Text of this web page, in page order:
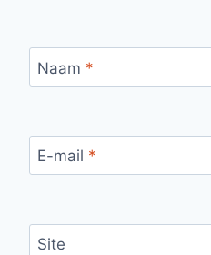
Naam *
E-mail *
Site